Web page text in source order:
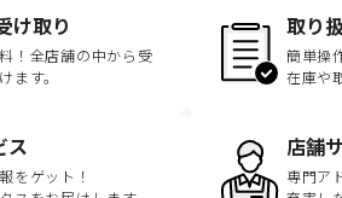
け取り
！全店舗の中から受
ます。
取り
簡単操
在庫や
ス
をゲット！
店舗
専門ア